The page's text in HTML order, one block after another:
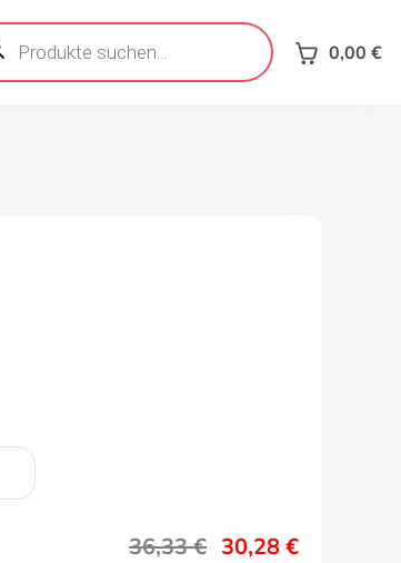
0,00 €
36,33€ 30,28€